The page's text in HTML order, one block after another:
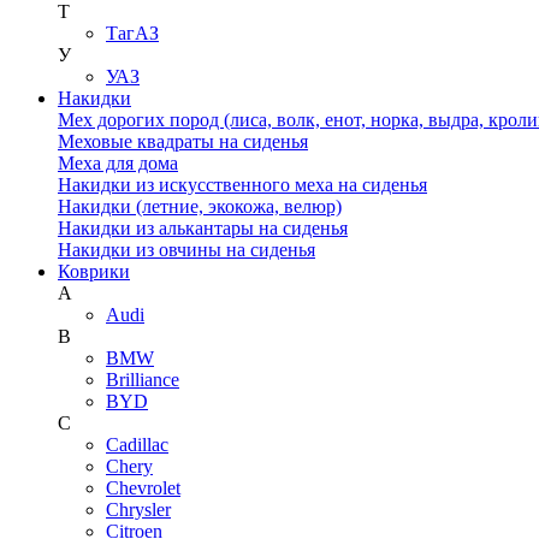
Т
ТагАЗ
У
УАЗ
Накидки
Мех дорогих пород (лиса, волк, енот, норка, выдра,
Меховые квадраты на сиденья
Меха для дома
Накидки из искусственного меха на сиденья
Накидки (летние, экокожа, велюр)
Накидки из алькантары на сиденья
Накидки из овчины на сиденья
Коврики
A
Audi
B
BMW
Brilliance
BYD
C
Cadillac
Chery
Chevrolet
Chrysler
Citroen